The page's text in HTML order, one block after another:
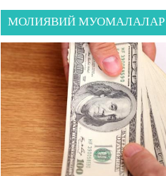
МОЛИЯВИЙ МУОМАЛАЛАР